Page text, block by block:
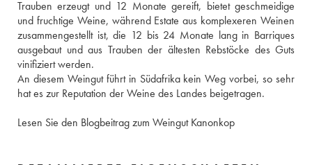
Trauben erzeugt und 12 Monate gereift, bietet geschmeidige
und fruchtige Weine, während Estate aus komplexeren Weinen
zusammengestellt ist, die 12 bis 24 Monate lang in Barriques
ausgebaut und aus Trauben der ältesten Rebstöcke des Guts
vinifiziert werden.
An diesem Weingut führt in Südafrika kein Weg vorbei, so sehr
hat es zur Reputation der Weine des Landes beigetragen.
Lesen Sie den Blogbeitrag zum Weingut Kanonkop